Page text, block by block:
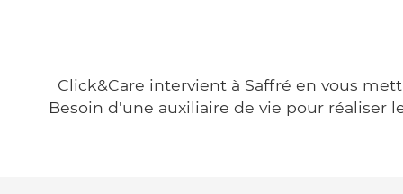
Click&Care intervient à Saffré en vous
Besoin d'une auxiliaire de vie pour réaliser